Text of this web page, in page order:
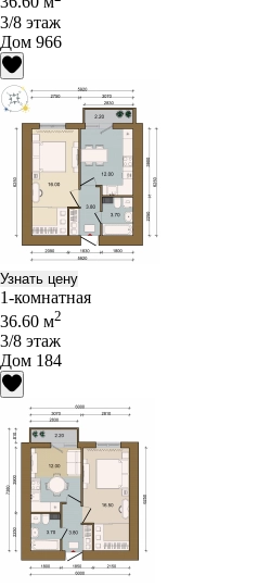
3/8 этаж
Дом 966
Узнать цену
1-комнатная
36.60 м2
3/8 этаж
Дом 184